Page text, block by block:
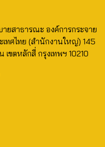
ยสาธารณะ องค์การกระจาย
ทศไทย (สำนักงานใหญ่) 145
ขตหลักสี่ กรุงเทพฯ 10210